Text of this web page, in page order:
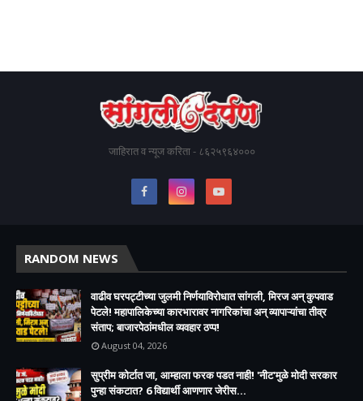
जाहिरात व न्यूज करिता - ८६२५९६४०००
RANDOM NEWS
वाढीव घरपट्टीच्या जुलमी निर्णयाविरोधात सांगली, मिरज अन् कुपवाड
पेटले! महापालिकेच्या कारभारावर नागरिकांचा अन् व्यापाऱ्यांचा तीव्र
संताप; बाजारपेठांमधील व्यवहार ठप्प!​
August 04, 2026
सुप्रीम कोर्टात जा, आम्हाला फरक पडत नाही! 'नीट'मुळे मोदी सरकार
पुन्हा संकटात? 6 विद्यार्थी आणणार जेरीस...